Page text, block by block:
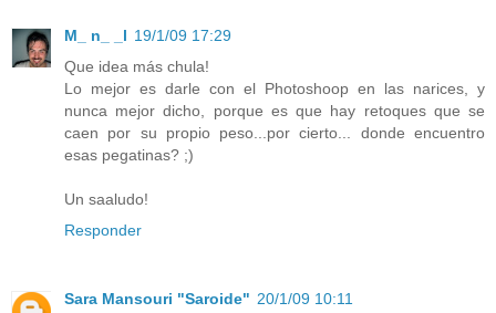
M_ n_ _l 19/1/09 17:29
Que idea más chula!
Lo mejor es darle con el Photoshoop en las narices, y
nunca mejor dicho, porque es que hay retoques que se
caen por su propio peso...por cierto... donde encuentro
esas pegatinas? ;)
Un saaludo!
Responder
Sara Mansouri "Saroide" 20/1/09 10:11